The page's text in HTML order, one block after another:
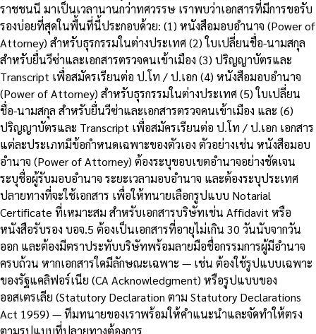
ราชชนนี มาเป็นเวลานานกว่าทศวรรษ เราพบว่าเอกสารที่มีการขอรับ
รองบ่อยที่สุดในพื้นที่นี้ประกอบด้วย: (1) หนังสือมอบอำนาจ (Power of
Attorney) สำหรับธุรกรรมในต่างประเทศ (2) ใบเปลี่ยนชื่อ-นามสกุล
สำหรับยื่นวีซ่าและเอกสารตรวจคนเข้าเมือง (3) ปริญญาบัตรและ
Transcript เพื่อสมัครเรียนต่อ ป.โท / ป.เอก (4) หนังสือมอบอำนาจ
(Power of Attorney) สำหรับธุรกรรมในต่างประเทศ (5) ใบเปลี่ยน
ชื่อ-นามสกุล สำหรับยื่นวีซ่าและเอกสารตรวจคนเข้าเมือง และ (6)
ปริญญาบัตรและ Transcript เพื่อสมัครเรียนต่อ ป.โท / ป.เอก เอกสาร
แต่ละประเภทมีข้อกำหนดเฉพาะของตัวเอง ตัวอย่างเช่น หนังสือมอบ
อำนาจ (Power of Attorney) ต้องระบุขอบเขตอำนาจอย่างชัดเจน
ระบุชื่อผู้รับมอบอำนาจ ระยะเวลามอบอำนาจ และต้องระบุประเทศ
ปลายทางที่จะใช้เอกสาร เพื่อให้ทนายเลือกรูปแบบ Notarial
Certificate ที่เหมาะสม สำหรับเอกสารบริษัทเช่น Affidavit หรือ
หนังสือรับรอง บอจ.5 ต้องเป็นเอกสารที่อายุไม่เกิน 30 วันนับจากวัน
ออก และต้องมีตราประทับบริษัทพร้อมลายมือชื่อกรรมการผู้มีอำนาจ
ครบถ้วน หากเอกสารใดมีลักษณะเฉพาะ — เช่น ต้องใช้รูปแบบเฉพาะ
ของรัฐแคลิฟอร์เนีย (CA Acknowledgment) หรือรูปแบบของ
ออสเตรเลีย (Statutory Declaration ตาม Statutory Declarations
Act 1959) — ทีมทนายของเราพร้อมให้คำแนะนำและจัดทำให้ตรง
ตามรูปแบบที่ปลายทางต้องการ